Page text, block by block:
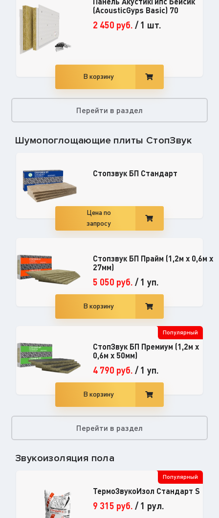
(AcousticGyps Basic) 70
2 450 руб. /1 шт.
В корзину
Перейти в раздел
Шумопоглощающие плиты СтопЗвук
Стопзвук БП Стандарт
Цена по
запросу
Стопзвук БП Прайм (1,2м х 0,6м х
27мм)
5 050 руб. /1 уп.
В корзину
Популярный
СтопЗвук БП Премиум (1,2м х
0,6м х 50мм)
4 790 руб. /1 уп.
В корзину
Перейти в раздел
Звукоизоляция пола
Популярный
ТермоЗвукоИзол Стандарт S
9 315 руб. /1 рул.